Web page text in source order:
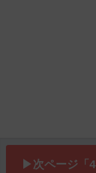
▶次ページ「